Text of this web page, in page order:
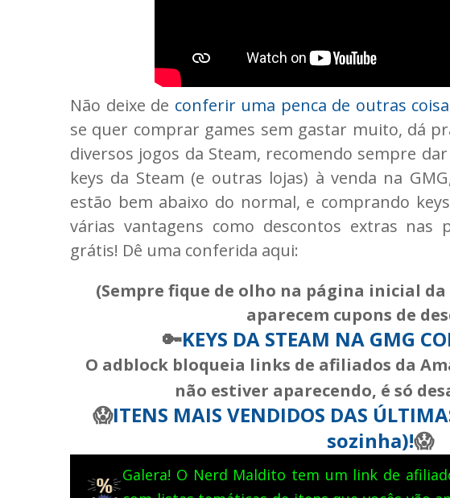
Não deixe de conferir uma penca de outras
se quer comprar games sem gastar muito, dá
diversos jogos da Steam, recomendo sempre
keys da Steam (e outras lojas) à venda na
estão bem abaixo do normal, e comprando
várias vantagens como descontos extras nas
grátis! Dê uma conferida aqui:
(Sempre fique de olho na página inicial
aparecem cupons de
🔑KEYS DA STEAM NA GMG
O adblock bloqueia links de afiliados da
não estiver aparecendo, é só
😱ITENS MAIS VENDIDOS DAS
sozinha)!😱
Galera! O Nerd Maldito tem um link de